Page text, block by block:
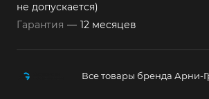
не допускается)
Гарантия — 12 месяцев
Все товары бренда Арни-